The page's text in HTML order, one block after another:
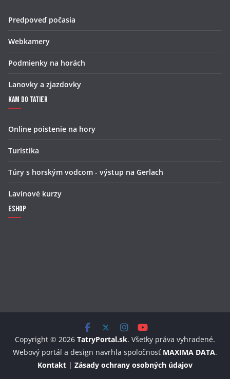
Predpoveď počasia
Webkamery
Podmienky na horách
Lanovky a zjazdovky
Kam do Tatier
Online poistenie na hory
Turistika
Túry s horským vodcom - výstup na Gerlach
Lavínové kurzy
Eshop
Copyright © 2026 TatryPortal.sk. Všetky práva vyhradené.
Webový portál a design navrhla spoločnosť MAXIMA DATA.
Kontakt | Zásady ochrany osobných údajov